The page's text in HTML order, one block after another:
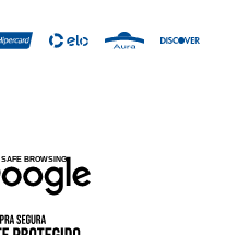
SAFE BROWSING